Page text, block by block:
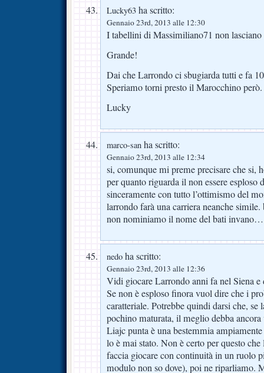
Lucky63 ha scritto:
Gennaio 23rd, 2013 alle 12:30
I tabellini di Massimiliano71 non
Grande!
Dai che Larrondo ci sbugiarda tutti e fa
Speriamo torni presto il Marocchino però.
Lucky
marco-san ha scritto:
Gennaio 23rd, 2013 alle 12:34
si, comunque mi preme precisare che si,
per quanto riguarda il non essere esploso
sinceramente con tutto l’ottimismo del
larrondo farà una carriera neanche
non nominiamo il nome del bati invano…
nedo ha scritto:
Gennaio 23rd, 2013 alle 12:36
Vidi giocare Larrondo anni fa nel Siena e
Se non è esploso finora vuol dire che i
caratteriale. Potrebbe quindi darsi che, se
pochino maturata, il meglio debba
Liajc punta è una bestemmia
lo è mai stato. Non è certo per questo
faccia giocare con continuità in un ruolo
modulo non so dove), poi ne riparliamo.